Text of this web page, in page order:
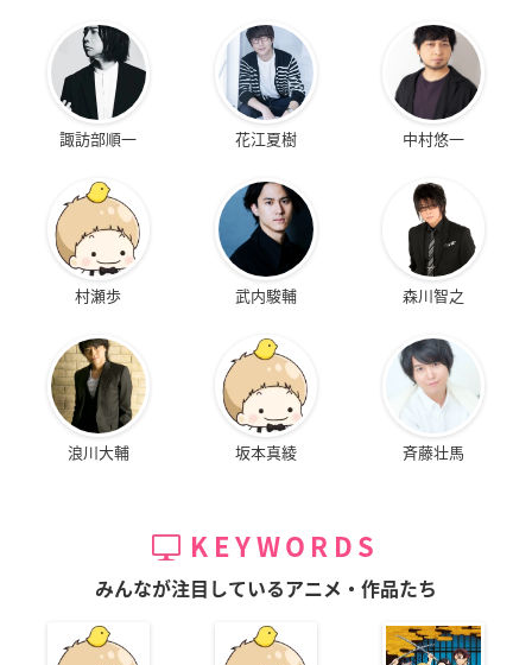
諏訪部順一 花江夏樹 中村悠一
村瀬歩 武内駿輔 森川智之
浪川大輔 坂本真綾 斉藤壮馬
KEYWORDS
みんなが注目しているアニメ・作品たち